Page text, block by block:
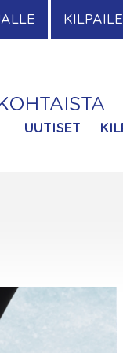
UUTISET